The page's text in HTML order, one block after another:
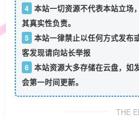
4 本站一切资源不代表本站立场
其真实性负责。
5 本站一律禁止以任何方式发布
客发现请向站长举报
6 本站资源大多存储在云盘，如
会第一时间更新。
THE